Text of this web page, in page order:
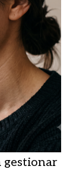
gestionar